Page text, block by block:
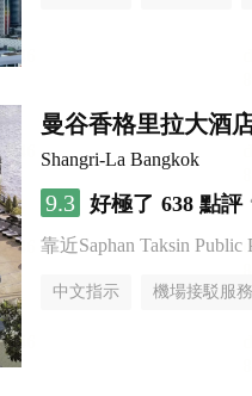
曼谷香格里拉大酒
Shangri-La Bangkok
9.3 好極了 638 點評
靠近Saphan Taksin Public
中文指示 機場接駁服務